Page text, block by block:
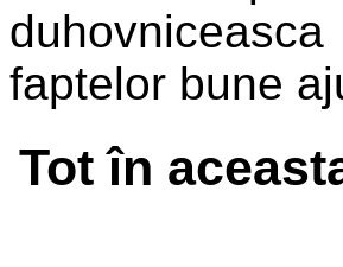
faptelor bune
Tot în